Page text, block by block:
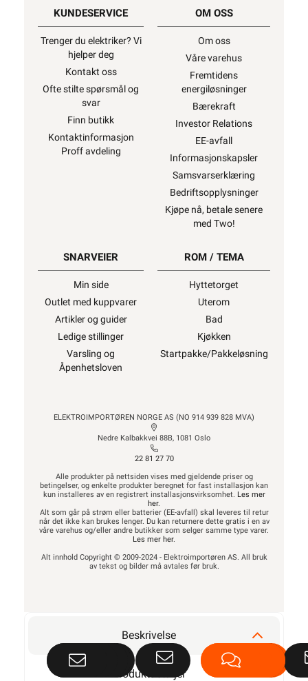
KUNDESERVICE
Trenger du elektriker? Vi
hjelper deg
Kontakt oss
Ofte stilte spørsmål og
svar
Finn butikk
Kontaktinformasjon
Proff avdeling
OM OSS
Om oss
Våre varehus
Fremtidens
energiløsninger
Bærekraft
Investor Relations
EE-avfall
Informasjonskapsler
Samsvarserklæring
Bedriftsopplysninger
Kjøpe nå, betale senere
med Two!
SNARVEIER
Min side
Outlet med kuppvarer
Artikler og guider
Ledige stillinger
Varsling og
Åpenhetsloven
ROM / TEMA
Hyttetorget
Uterom
Bad
Kjøkken
Startpakke/Pakkeløsning
ELEKTROIMPORTØREN NORGE AS (NO 914 939 828 MVA)
Nedre Kalbakkvei 88B, 1081 Oslo
22 81 27 70
Alle produkter på nettsiden vises med gjeldende priser og
betingelser, og enkelte produkter beregnet for fast installasjon kan
kun installeres av en registrert installasjonsvirksomhet. Les mer
her.
Alt som går på strøm eller batterier (EE-avfall) skal leveres til retur
når det ikke kan brukes lenger. Du kan returnere dette gratis i en av
våre varehus og/eller andre butikker som selger samme type varer.
Les mer her.
Alt innhold Copyright © 2009-2024 - Elektroimportøren AS. All bruk
av tekst og bilder må avtales før bruk.
Beskrivelse
Produktdetaljer